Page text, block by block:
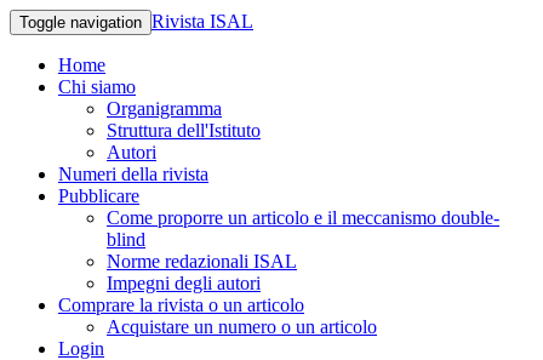
Toggle navigation Rivista ISAL
Home
Chi siamo
Organigramma
Struttura dell'Istituto
Autori
Numeri della rivista
Pubblicare
Come proporre un articolo e il meccanismo double-
blind
Norme redazionali ISAL
Impegni degli autori
Comprare la rivista o un articolo
Acquistare un numero o un articolo
Login